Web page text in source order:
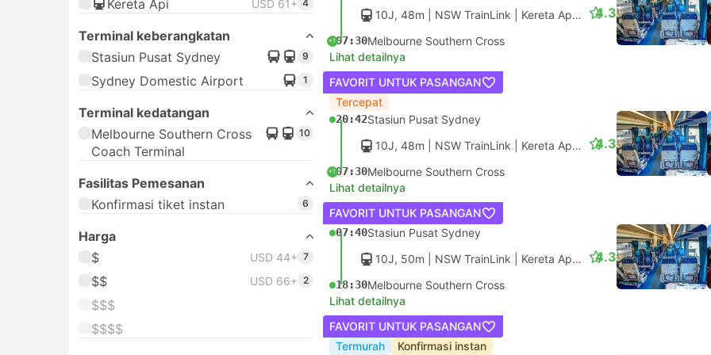
Kereta Api USD 61+ 4
Terminal keberangkatan
Stasiun Pusat Sydney
9
Sydney Domestic Airport 1
Terminal kedatangan
Melbourne Southern Cross
Coach Terminal
10
Fasilitas Pemesanan
Konfirmasi tiket instan
6
Harga
$
USD 44+ 7
$$ USD 66+ 2
$$$
$$$$
10J, 48m | NSW TrainLink Kereta Api #621 |Kelas Ekonomi
+107:30Melbourne Southern Cross
4.3
Lihat detailnya
FAVORIT UNTUK PASANGAN
Tercepat
20:42Stasiun Pusat Sydney
10J, 48m | NSW TrainLink Kereta Api #621 |Kelas Pertama
+107:30Melbourne Southern Cross
4.3
Lihat detailnya
FAVORIT UNTUK PASANGAN
07:40Stasiun Pusat Sydney
10J, 50m | NSW TrainLink Kereta Api #623 |Kelas Pertama
18:30Melbourne Southern Cross
4.3
Lihat detailnya
FAVORIT UNTUK PASANGAN
Termurah
Konfirmasi instan